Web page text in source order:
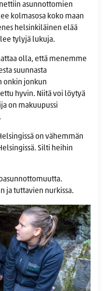
asunnottomien
kolmasosa koko maan
helsinkiläinen elää
tylyjä lukuja.
olla, että menemme
suunnasta
onkin jonkun
hyvin. Niitä voi löytyä
on makuupussi
on vähemmän
Silti heihin
ja tuttavien nurkissa.